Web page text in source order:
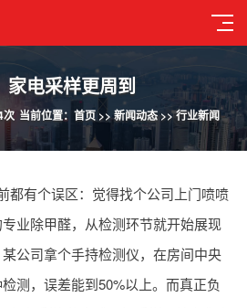
家电采样更周到
当前位置： 首页>> 新闻动态>>行业新闻
次
都有个误区：觉得找个公司上门喷喷
业除甲醛，从检测环节就开始展现
公司拿个手持检测仪，在房间中央
测，误差能到50%以上。而真正负